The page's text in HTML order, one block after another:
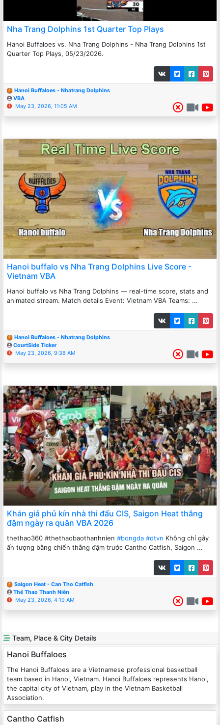
Nha Trang Dolphins 1st Quarter Top Plays
Hanoi Buffaloes vs. Nha Trang Dolphins - Nha Trang Dolphins 1st
Quarter Top Plays, 05/23/2026.
Hanoi Buffaloes - Nhatrang Dolphins
VBA
May 23, 2026, 11:05 AM
Hanoi buffalo vs Nha Trang Dolphins Live Score -
Vietnam VBA
Hanoi buffalo vs Nha Trang Dolphins — real-time score, stats and
animated stream. Match details Event: Vietnam VBA Teams: ...
Hanoi Buffaloes - Nhatrang Dolphins
CourtSide Ticker
May 23, 2026, 9:38 AM
Khán giả phủ kín nhà thi đấu CIS, Saigon Heat thắng
đậm ngày ra quân VBA 2026
thethao360 #thethaobaothanhnien #bongda #dtvn Không chỉ gây
ấn tượng bằng chiến thắng đậm trước Cantho Catfish, Saigon ...
Saigon Heat - Can Tho Catfish
Thể Thao Thanh Niên
May 23, 2026, 4:19 AM
Team, Place & City Details
Hanoi Buffaloes
The Hanoi Buffaloes are a Vietnamese professional basketball
team based in Hanoi, Vietnam. Hanoi Buffaloes represents Hanoi,
the capital city of Vietnam, play in the Vietnam Basketball
Association.
Cantho Catfish